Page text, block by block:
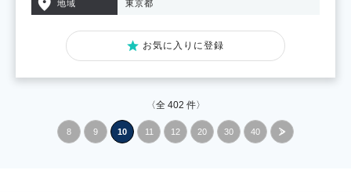
地域 東京都
お気に入りに登録
〈全 402 件〉
8 9 10 11 12 20 30 40 »